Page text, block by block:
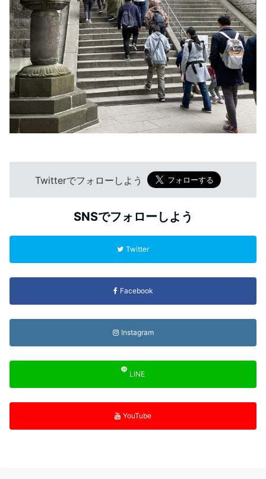
Twitterでフォローしよう
SNSでフォローしよう
Twitter
Facebook
Instagram
LINE
YouTube